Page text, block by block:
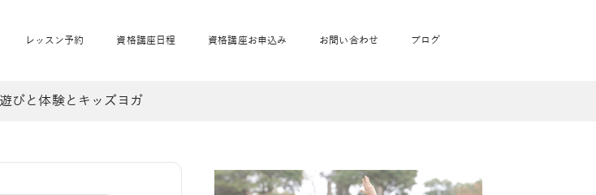
リトル＆キッズヨガ通学
エモーションヨガ®通学
レッスン予約
ベビママヨガ
JAHAnavi Lesson
資格講座日程
オンライン講座
資格講座お申込み お問い合わせ ブログ
びと体験とキッズヨガ